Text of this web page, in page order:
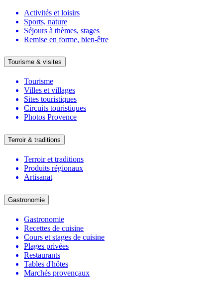
Activités et loisirs
Sports, nature
Séjours à thèmes, stages
Remise en forme, bien-être
Tourisme & visites
Tourisme
Villes et villages
Sites touristiques
Circuits touristiques
Photos Provence
Terroir & traditions
Terroir et traditions
Produits régionaux
Artisanat
Gastronomie
Gastronomie
Recettes de cuisine
Cours et stages de cuisine
Plages privées
Restaurants
Tables d'hôtes
Marchés provençaux